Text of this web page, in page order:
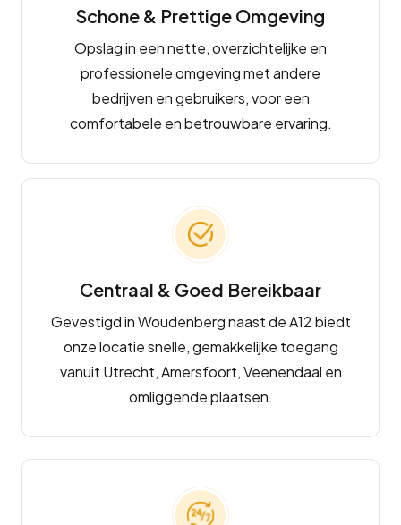
Schone & Prettige Omgeving
Opslag in een nette, overzichtelijke en
professionele omgeving met andere
bedrijven en gebruikers, voor een
comfortabele en betrouwbare ervaring.
Centraal & Goed Bereikbaar
Gevestigd in Woudenberg naast de A12 biedt
onze locatie snelle, gemakkelijke toegang
vanuit Utrecht, Amersfoort, Veenendaal en
omliggende plaatsen.